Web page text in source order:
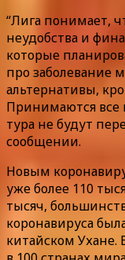
“Лига понимает,
неудобства и
которые
про заболевание
альтернативы,
Принимаются
тура не будут
сообщении.
Новым
уже более 110
тысяч,
коронавируса
китайском Ухане.